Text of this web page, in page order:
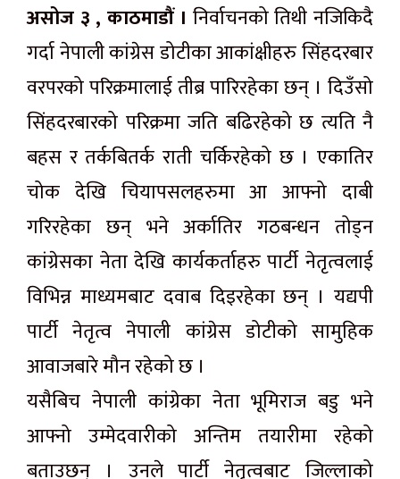
असोज ३ , काठमाडौं । निर्वाचनको तिथी नजिकिदै
गर्दा नेपाली कांग्रेस डोटीका आकांक्षीहरु सिंहदरबार
वरपरको परिक्रमालाई तीब्र पारिरहेका छन् । दिउँसो
सिंहदरबारको परिक्रमा जति बढिरहेको छ त्यति नै
बहस र तर्कबितर्क राती चर्किरहेको छ । एकातिर
चोक देखि चियापसलहरुमा आ आफ्नो दाबी
गरिरहेका छन् भने अर्कातिर गठबन्धन तोड्न
कांग्रेसका नेता देखि कार्यकर्ताहरु पार्टी नेतृत्वलाई
विभिन्न माध्यमबाट दवाब दिइरहेका छन् । यद्यपी
पार्टी नेतृत्व नेपाली कांग्रेस डोटीको सामुहिक
आवाजबारे मौन रहेको छ ।
यसैबिच नेपाली कांग्रेका नेता भूमिराज बडु भने
आफ्नो उम्मेदवारीको अन्तिम तयारीमा रहेको
बताउछन् । उनले पार्टी नेतृत्वबाट जिल्लाको